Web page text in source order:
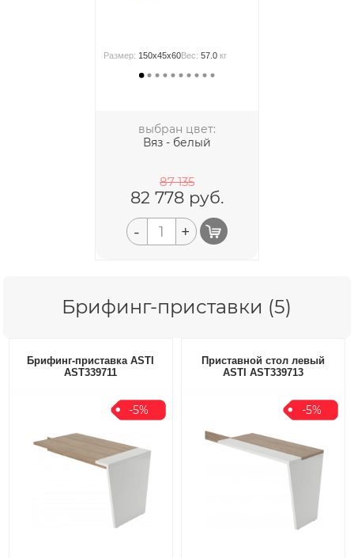
Размер: 150x45x60Вес:57.0 кг
выбран цвет:
Вяз - белый
87 135
82 778руб.
- +
Брифинг-приставки (5)
Брифинг-приставка ASTI
AST339711
-5%
Приставной стол левый
ASTI AST339713
-5%